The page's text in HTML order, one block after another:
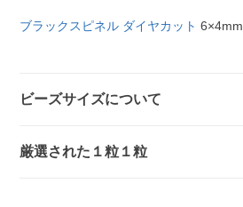
ブラックスピネル ダイヤカット 6×4mm
ビーズサイズについて
厳選された１粒１粒